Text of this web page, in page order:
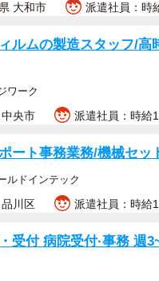
アジア初の国際博覧会と
・シンガーズが初めて歌
売されたのは、その3カ月
ュア・フォーク・シンガ
ープから計70〜80人が参
ェリッシュ」や、ばんば
を伝える貴重な証言
大和市 派遣社員：時
ルムの製造スタッフ/高
ワーク
央市 派遣社員：時給
ート事務業務/機械セッ
ルドインテック
川区 派遣社員：時給
受付 病院受付·事務 週